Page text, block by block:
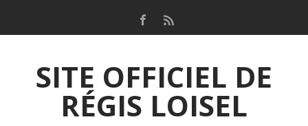
SITE OFFICIEL DE
RÉGIS LOISEL